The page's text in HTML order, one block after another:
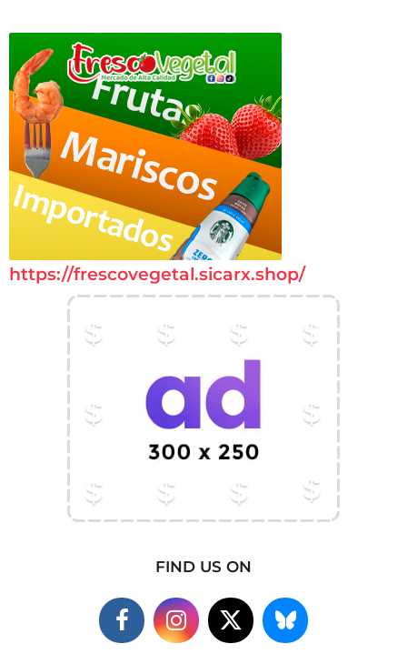
https://frescovegetal.sicarx.shop/
FIND US ON